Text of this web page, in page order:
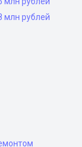
млн рублей